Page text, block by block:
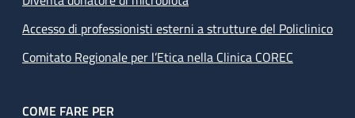
Accesso di professionisti esterni a strutture del Policlinico
Comitato Regionale per l’Etica nella Clinica COREC
COME FARE PER